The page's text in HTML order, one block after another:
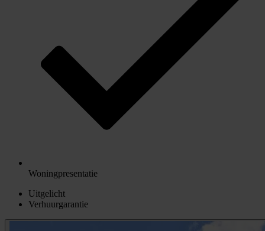
Woningpresentatie
Uitgelicht
Verhuurgarantie